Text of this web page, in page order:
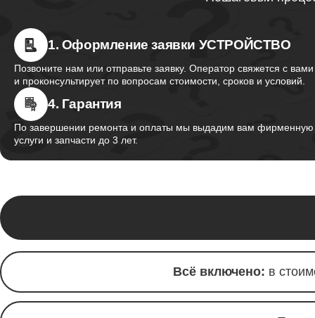
1. Оформление заявки УСТРОЙСТВО
Позвоните нам или отправьте заявку. Оператор свяжется с вами
и проконсультирует по вопросам стоимости, сроков и условий.
4. Гарантия
По завершении ремонта и оплаты мы выдадим вам фирменную
услуги и запчасти до 3 лет.
Всё включено: в